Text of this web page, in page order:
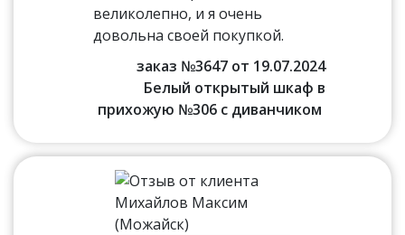
великолепно, и я очень
довольна своей покупкой.
заказ №3647 от 19.07.2024
Белый открытый шкаф в
прихожую №306 с диванчиком